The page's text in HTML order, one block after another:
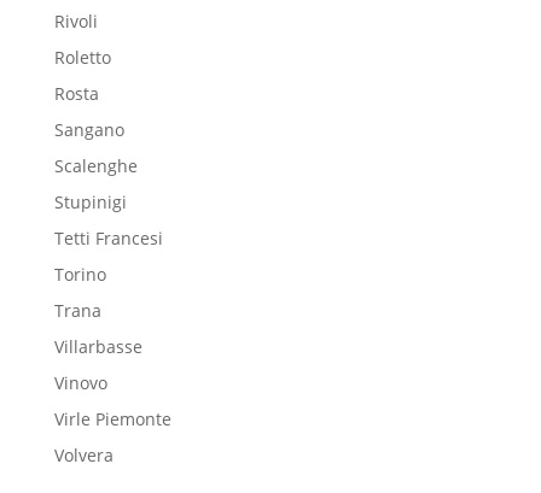
Rivoli
Roletto
Rosta
Sangano
Scalenghe
Stupinigi
Tetti Francesi
Torino
Trana
Villarbasse
Vinovo
Virle Piemonte
Volvera